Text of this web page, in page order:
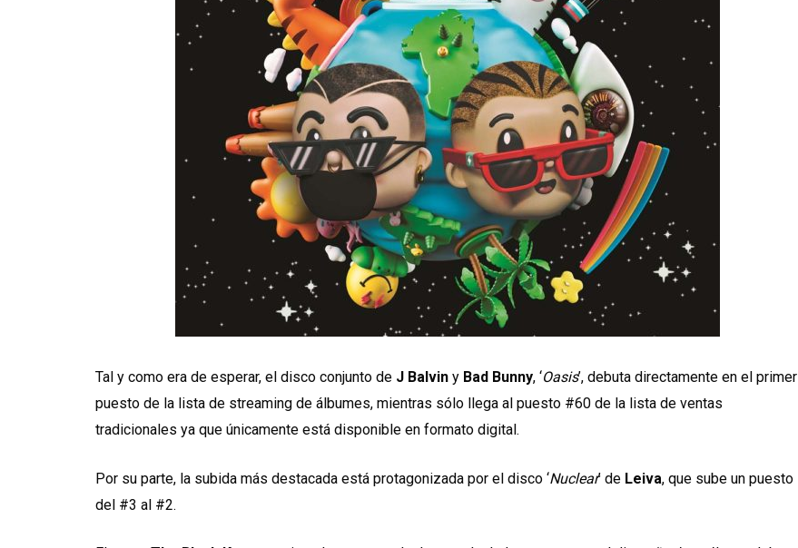
Tal y como era de esperar, el disco conjunto de J Balvin y Bad Bunny, ‘Oasis’, debuta directamente en el primer
puesto de la lista de streaming de álbumes, mientras sólo llega al puesto #60 de la lista de ventas
tradicionales ya que únicamente está disponible en formato digital.
Por su parte, la subida más destacada está protagonizada por el disco ‘Nuclear’ de Leiva, que sube un puesto
del #3 al #2.